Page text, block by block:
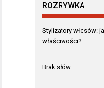
ROZRYWKA
Stylizatory włosów:
właściwości?
Brak słów